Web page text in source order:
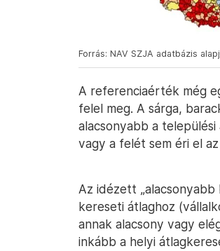
Forrás: NAV SZJA adatbázis
A referenciaérték még
felel meg. A sárga,
alacsonyabb a
vagy a felét sem éri el
Az idézett
kereseti átlaghoz
annak alacsony vagy
inkább a helyi